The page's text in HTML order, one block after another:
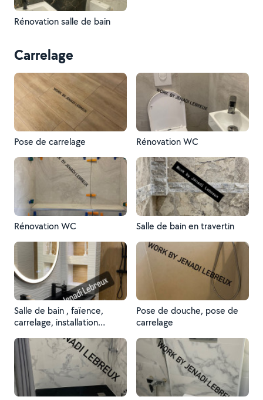
Rénovation salle de bain
Carrelage
Pose de carrelage Rénovation WC
Rénovation WC Salle de bain en travertin
Salle de bain , faïence,
carrelage, installation
Pose de douche, pose de
carrelage